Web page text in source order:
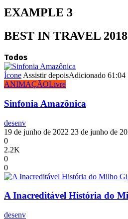
EXAMPLE 3
BEST IN TRAVEL 2018
Todos
Ícone Assistir depoisAdicionado 61:04
ANIMAÇÃOLivre
Sinfonia Amazônica
desenv
19 de junho de 2022 23 de junho de
0
2.2K
0
0
A Inacreditável História do
desenv